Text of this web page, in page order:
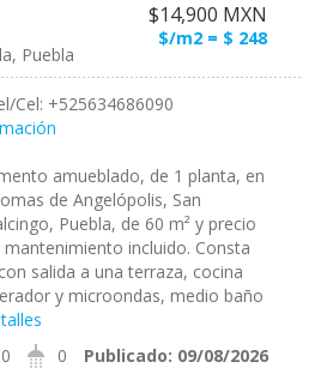
$14,900 MXN
$/m2 = $ 248
Puebla
Cel: +525634686090
amueblado, de 1 planta, en
de Angelópolis, San
Puebla, de 60 m² y precio
mantenimiento incluido. Consta
salida a una terraza, cocina
y microondas, medio baño
0 0 Publicado: 09/08/2026